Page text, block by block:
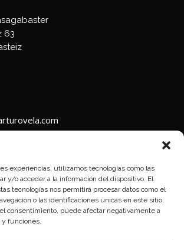
experiencias, utilizamos tecnologías como las
y/o acceder a la información del dispositivo. El
tecnologías nos permitirá procesar datos como el
o las identificaciones únicas en este sitio.
consentimiento, puede afectar negativamente a
y funciones.
63